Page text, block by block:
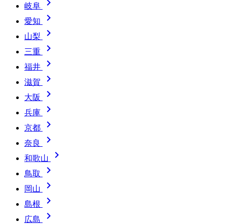
岐阜 
愛知 
山梨 
三重 
福井 
滋賀 
大阪 
兵庫 
京都 
奈良 
和歌山 
鳥取 
岡山 
島根 
広島 